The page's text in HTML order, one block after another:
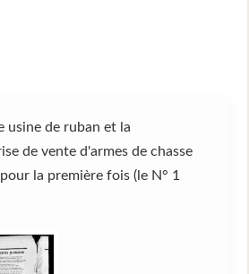
usine de ruban et la
de vente d'armes de chasse
la première fois (le N° 1